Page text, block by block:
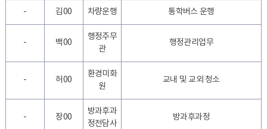
- 김00 차량운행 통학버스 운행
- 백00
행정주무
관
행정관리업무
- 허00
환경미화
원
교내 및 교외 청소
- 장00
방과후과
정전담사
방과후과정